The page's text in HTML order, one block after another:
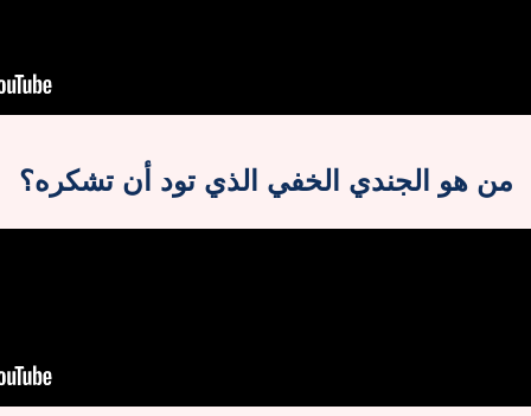
من هو الجندي الخفي الذي تود أن تشكره؟